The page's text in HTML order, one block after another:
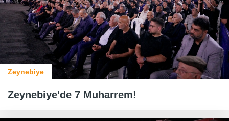
Zeynebiye
Zeynebiye'de 7 Muharrem!